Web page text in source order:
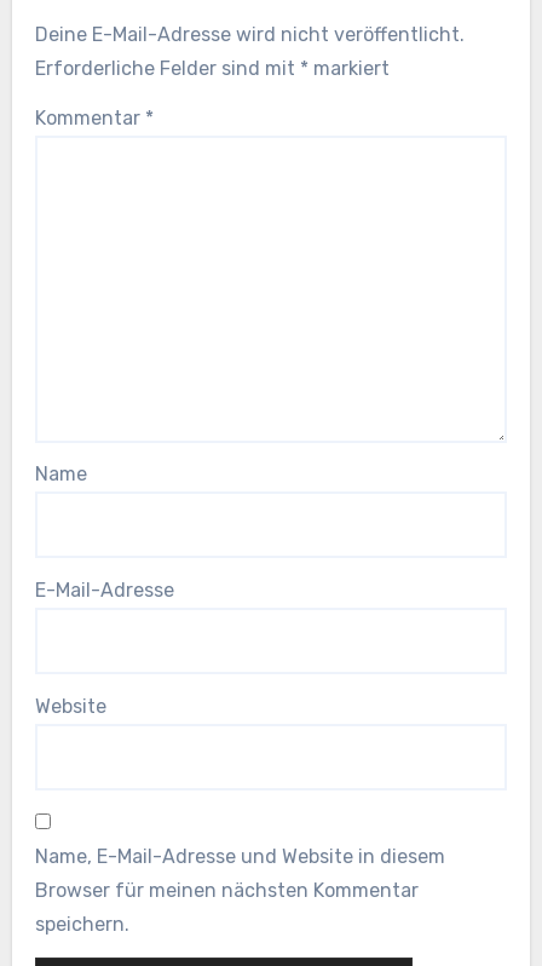
Deine E-Mail-Adresse wird nicht veröffentlicht.
Erforderliche Felder sind mit * markiert
Kommentar *
Name
E-Mail-Adresse
Website
Name, E-Mail-Adresse und Website in diesem
Browser für meinen nächsten Kommentar
speichern.